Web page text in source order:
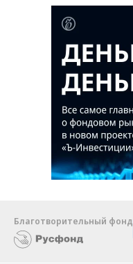
Благотворительный фонд